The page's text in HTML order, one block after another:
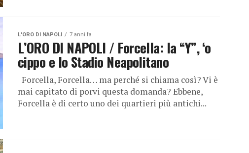
L'ORO DI NAPOLI 7 anni fa
L’ORO DI NAPOLI / Forcella: la “Y”, ‘o
cippo e lo Stadio Neapolitano
Forcella, Forcella… ma perché si chiama così? Vi è
mai capitato di porvi questa domanda? Ebbene,
Forcella è di certo uno dei quartieri più antichi...